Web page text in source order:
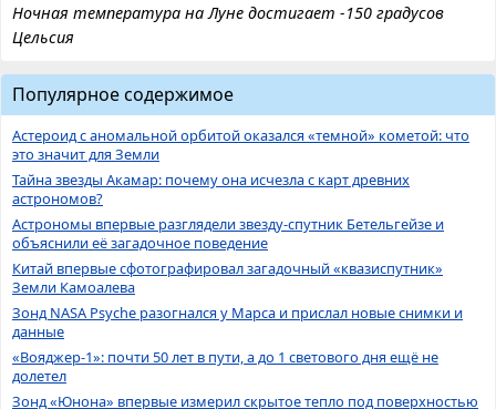
Ночная температура на Луне достигает -150 градусов
Цельсия
Популярное содержимое
Астероид с аномальной орбитой оказался «темной» кометой: что
это значит для Земли
Тайна звезды Акамар: почему она исчезла с карт древних
астрономов?
Астрономы впервые разглядели звезду-спутник Бетельгейзе и
объяснили её загадочное поведение
Китай впервые сфотографировал загадочный «квазиспутник»
Земли Камоалева
Зонд NASA Psyche разогнался у Марса и прислал новые снимки и
данные
«Вояджер-1»: почти 50 лет в пути, а до 1 светового дня ещё не
долетел
Зонд «Юнона» впервые измерил скрытое тепло под поверхностью